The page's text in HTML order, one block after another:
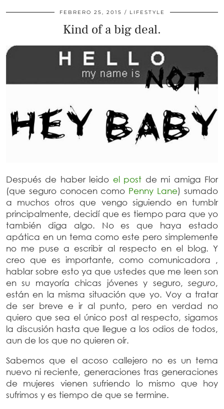
FEBRERO 25, 2015 LIFESTYLE
Kind of a big deal.
Después de haber leido el post de mi amiga Flor
(que seguro conocen como Penny Lane) sumado
a muchos otros que vengo siguiendo en tumblr
principalmente, decidí que es tiempo para que yo
también diga algo. No es que haya estado
apática en un tema como este pero simplemente
no me puse a escribir al respecto en el blog. Y
creo que es importante, como comunicadora ,
hablar sobre esto ya que ustedes que me leen son
en su mayoría chicas jóvenes y seguro, seguro,
están en la misma situación que yo. Voy a tratar
de ser breve e ir al punto, pero en verdad no
quiero que sea el único post al respecto, sigamos
la discusión hasta que llegue a los odios de todos,
aun de los que no quieren oír.
Sabemos que el acoso callejero no es un tema
nuevo ni reciente, generaciones tras generaciones
de mujeres vienen sufriendo lo mismo que hoy
sufrimos y es tiempo de que se termine.